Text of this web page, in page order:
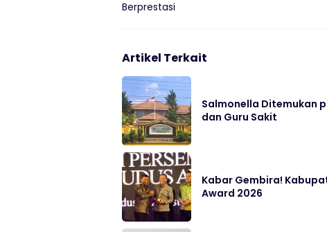
Berprestasi
Artikel Terkait
Salmonella Ditemukan
dan Guru Sakit
Kabar Gembira!
Award 2026